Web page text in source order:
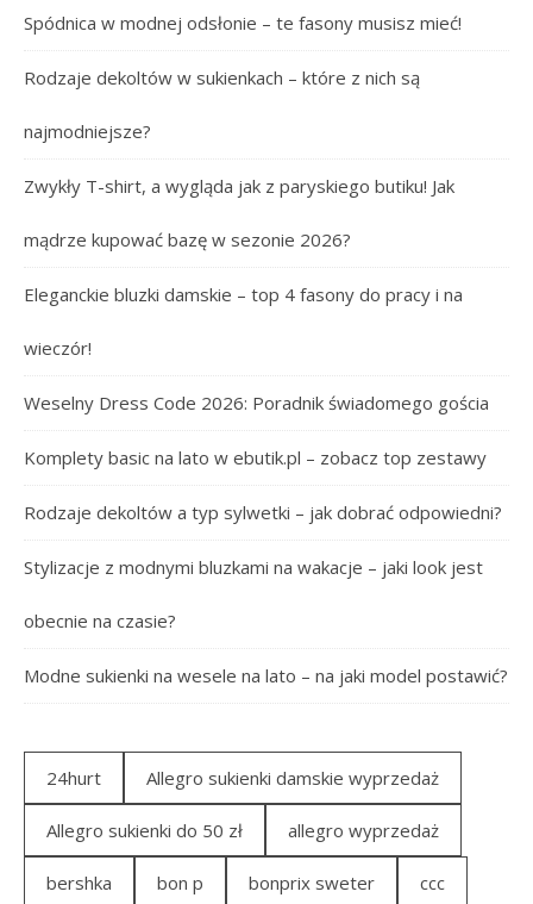
Spódnica w modnej odsłonie – te fasony musisz mieć!
Rodzaje dekoltów w sukienkach – które z nich są
najmodniejsze?
Zwykły T-shirt, a wygląda jak z paryskiego butiku! Jak
mądrze kupować bazę w sezonie 2026?
Eleganckie bluzki damskie – top 4 fasony do pracy i na
wieczór!
Weselny Dress Code 2026: Poradnik świadomego gościa
Komplety basic na lato w ebutik.pl – zobacz top zestawy
Rodzaje dekoltów a typ sylwetki – jak dobrać odpowiedni?
Stylizacje z modnymi bluzkami na wakacje – jaki look jest
obecnie na czasie?
Modne sukienki na wesele na lato – na jaki model postawić?
24hurt Allegro sukienki damskie wyprzedaż
Allegro sukienki do 50 zł allegro wyprzedaż
bershka bon p bonprix sweter ccc